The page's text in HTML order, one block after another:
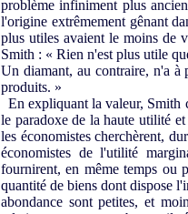
problème infiniment plus
l'origine extrêmement gênant
plus utiles avaient le moins de
Smith : « Rien n'est plus utile
Un diamant, au contraire, n'a à
produits. »
En expliquant la valeur, Smith
le paradoxe de la haute utilité
les économistes cherchèrent,
économistes de l'utilité
fournirent, en même temps ou
quantité de biens dont dispose
abondance sont petites, et